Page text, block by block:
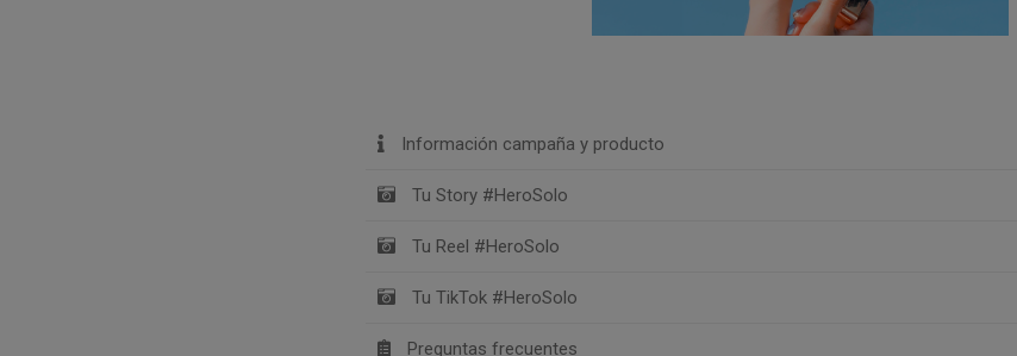
Información campaña y producto
Tu Story #HeroSolo
Tu Reel #HeroSolo
Tu TikTok #HeroSolo
Preguntas frecuentes